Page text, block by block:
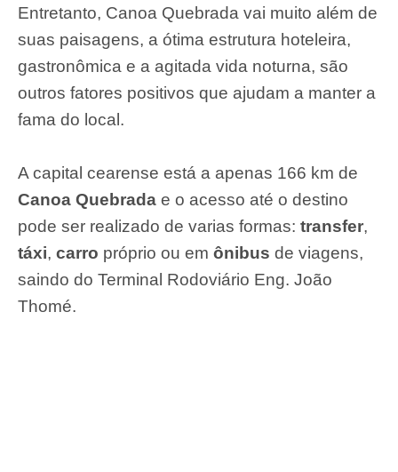
Entretanto, Canoa Quebrada vai muito além de
suas paisagens, a ótima estrutura hoteleira,
gastronômica e a agitada vida noturna, são
outros fatores positivos que ajudam a manter a
fama do local.
A capital cearense está a apenas 166 km de
Canoa Quebrada e o acesso até o destino
pode ser realizado de varias formas: transfer,
táxi, carro próprio ou em ônibus de viagens,
saindo do Terminal Rodoviário Eng. João
Thomé.